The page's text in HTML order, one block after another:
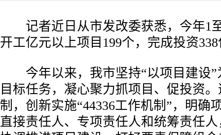
记者近日从市发改委获悉，今年1
开工亿元以上项目199个，完成投资
今年以来，我市坚持“以项目建设”
目标任务，凝心聚力抓项目、促投资
制，创新实施“44336工作机制”，明确
直接责任人、专项责任人和统筹责任